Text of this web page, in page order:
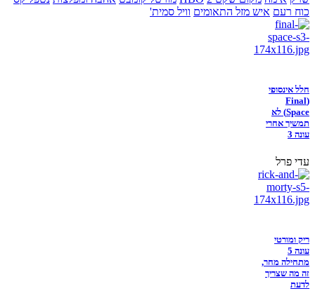
כוח רעם איש מזל התאומים וויל סמית'
חלל אינסופי
(Final
Space) לא
תמשיך אחרי
עונה 3
עדי פרל
ריק ומורטי
עונה 5
מתחילה מחר,
זה מה שצריך
לדעת